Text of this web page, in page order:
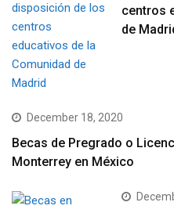
centros
de
December 18, 2020
Becas de Pregrado o
Monterrey en México